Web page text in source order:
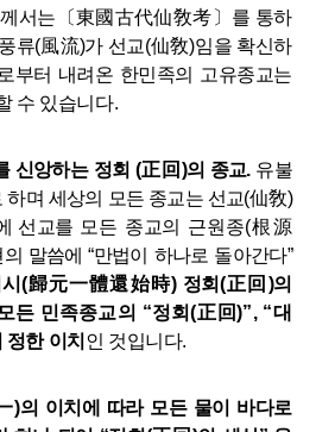
서는 〔東國古代仙敎考 〕 를 통하
풍류(風流)가 선교(仙敎)임을 확신하
부터 내려온 한민족의 고유종교는
수 있습니다.
신앙하는 정회 (正回 )의 종교. 유불
하며 세상의 모든 종교는 선교(仙敎)
선교를 모든 종교의 근원종(根源
의 말씀에“만법이 하나로 돌아간다”
(歸元一體還始時) 정회(正回 )의
든 민족종교의 “정회(正回)”, “대
정한 이치 인 것입니다.
)의 이치에 따라 모든 물이 바다로